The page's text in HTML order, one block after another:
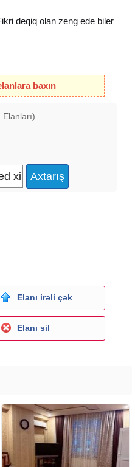
deqiq olan zeng ede biler
yaza biler
baxın
Elanları)
Elanı irəli çək
Elanı sil